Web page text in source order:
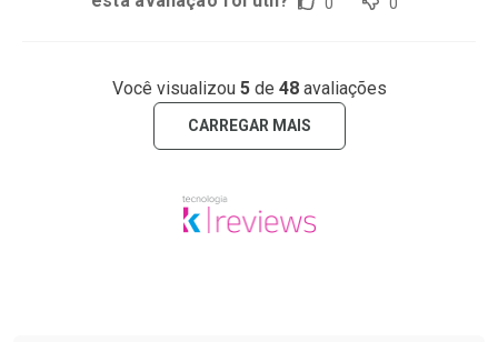
0 0
Você visualizou 5de 48avaliações
CARREGAR MAIS